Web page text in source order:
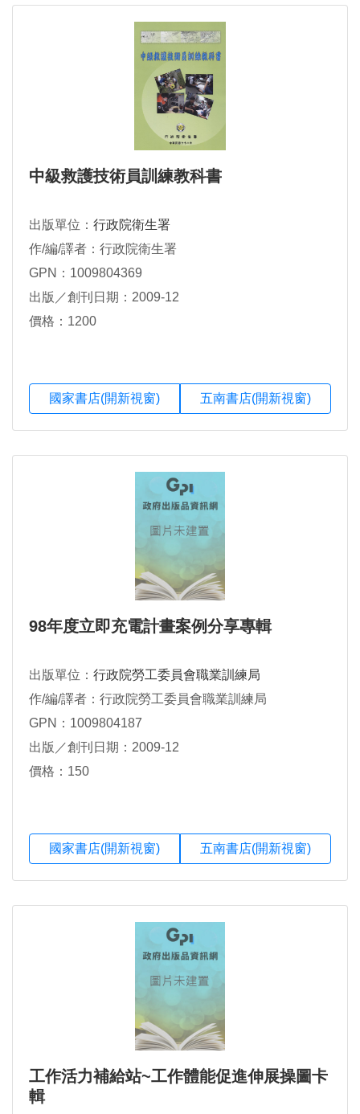
中級救護技術員訓練教科書
出版單位： 行政院衛生署
作/編/譯者：行政院衛生署
GPN：1009804369
出版／創刊日期：2009-12
價格：1200
國家書店(開新視窗) 五南書店(開新視窗)
98年度立即充電計畫案例分享專輯
出版單位： 行政院勞工委員會職業訓練局
作/編/譯者：行政院勞工委員會職業訓練局
GPN：1009804187
出版／創刊日期：2009-12
價格：150
國家書店(開新視窗) 五南書店(開新視窗)
工作活力補給站~工作體能促進伸展操圖卡
輯